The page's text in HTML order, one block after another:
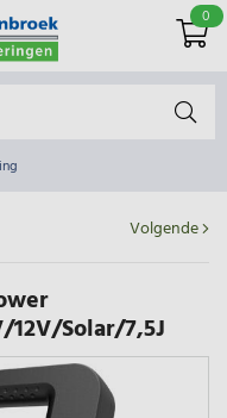
0
verzending vanaf €75
Volgende
Solar/7,5J